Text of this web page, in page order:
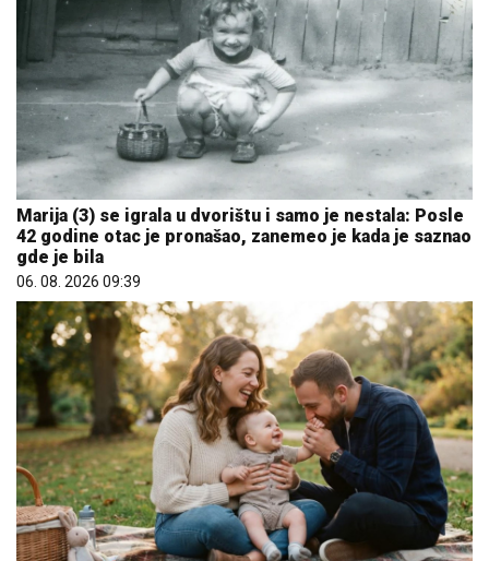
Marija (3) se igrala u dvorištu i samo je nestala: Posle
42 godine otac je pronašao, zanemeo je kada je saznao
gde je bila
06. 08. 2026 09:39